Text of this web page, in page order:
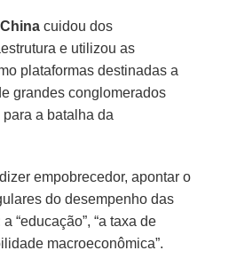
China cuidou dos
e utilizou as
plataformas destinadas a
grandes conglomerados
a batalha da
empobrecedor, apontar o
do desempenho das
a “educação”, “a taxa de
macroeconômica”.